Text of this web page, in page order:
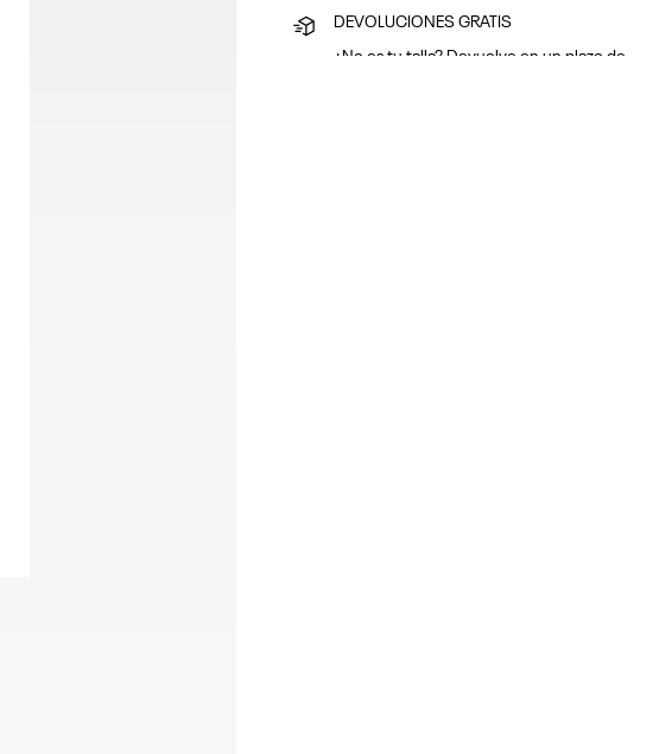
DEVOLUCIONES GRATIS
¿No es tu talla? Devuelve en un plazo de